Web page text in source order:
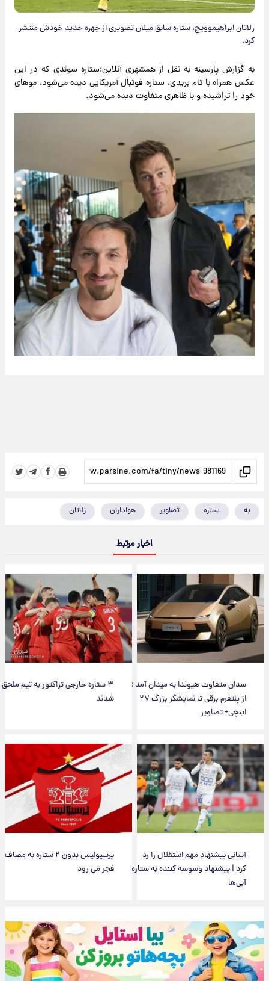
زلاتان ابراهیموویچ، ستاره سابق میلان تصویری از چهره جدید خودش منتشر
کرد.
به گزارش پارسینه به نقل از همشهری آنلاین؛ستاره سوئدی که در این
عکس همراه با تام بریدی، ستاره فوتبال آمریکایی دیده می‌شود، موهای
خود را تراشیده و با ظاهری متفاوت دیده می‌شود.
ستاره تصاویر هواداران زلاتان
اخبار مرتبط
سدان متفاوت هیوندا به میدان آمد ؛
از پلتفرم برقی تا نمایشگر بزرگ ۲۷
اینچی+ تصاویر
۳ ستاره خارجی تراکتور به تیم ملحق
شدند
آسانی پیشنهاد مهم استقلال را رد
کرد | پیشنهاد وسوسه کننده به ستاره
آبی‌ها
پرسپولیس بدون ۲ ستاره به مصاف
فجر می رود